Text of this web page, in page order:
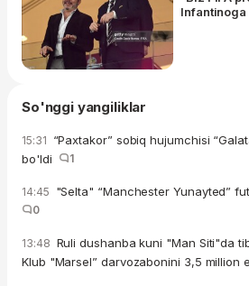
So'nggi yangiliklar
15:31 “Paxtakor” sobiq hujumchisi
bo'ldi
1
14:45 "Selta" “Manchester Yunayted”
0
13:48 Ruli dushanba kuni "Man Siti"da
Klub "Marsel” darvozabonini 3,5 million